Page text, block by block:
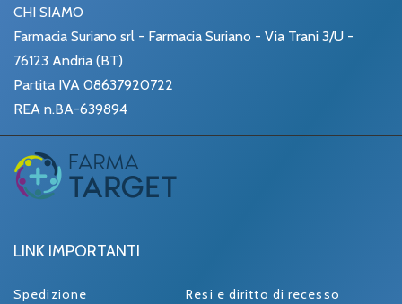
CHI SIAMO
Farmacia Suriano srl - Farmacia Suriano - Via Trani 3/U -
76123 Andria (BT)
Partita IVA 08637920722
REA n.BA-639894
LINK IMPORTANTI
Spedizione
Resi e diritto di recesso